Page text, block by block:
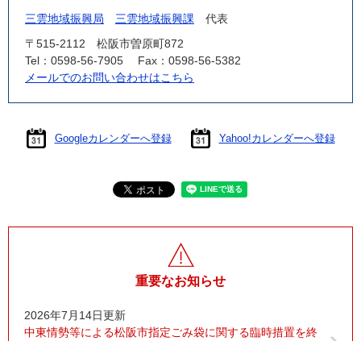
三雲地域振興局 三雲地域振興課
代表
〒515-2112
松阪市曽原町872
Tel：0598-56-7905
Fax：0598-56-5382
メールでのお問い合わせはこちら
Googleカレンダーへ登録 Yahoo!カレンダーへ登録
重要なお知らせ
2026年7月14日更新
中東情勢等による松阪市指定ごみ袋に関する臨時措置を終